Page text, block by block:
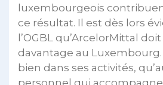
luxembourgeois
ce résultat. Il est dès lors
l’OGBL qu’ArcelorMittal
davantage au Luxembourg.
bien dans ses activités,